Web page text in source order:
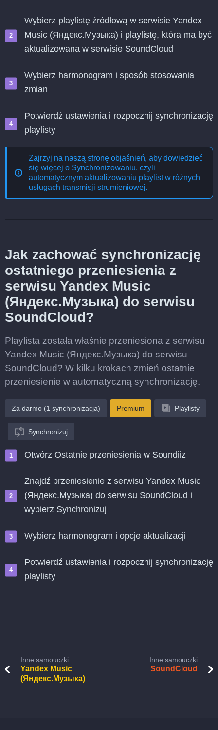
Wybierz playlistę źródłową w serwisie Yandex
Music (Яндекс.Музыка) i playlistę, która ma być
aktualizowana w serwisie SoundCloud
Wybierz harmonogram i sposób stosowania
zmian
Potwierdź ustawienia i rozpocznij synchronizację
playlisty
Zajrzyj na naszą stronę objaśnień, aby dowiedzieć
się więcej o Synchronizowaniu, czyli
automatycznym aktualizowaniu playlist w różnych
usługach transmisji strumieniowej.
Jak zachować synchronizację
ostatniego przeniesienia z
serwisu Yandex Music
(Яндекс.Музыка) do serwisu
SoundCloud?
Playlista została właśnie przeniesiona z serwisu
Yandex Music (Яндекс.Музыка) do serwisu
SoundCloud? W kilku krokach zmień ostatnie
przeniesienie w automatyczną synchronizację.
Za darmo (1 synchronizacja) Premium Playlisty
Synchronizuj
Otwórz Ostatnie przeniesienia w Soundiiz
Znajdź przeniesienie z serwisu Yandex Music
(Яндекс.Музыка) do serwisu SoundCloud i
wybierz Synchronizuj
Wybierz harmonogram i opcje aktualizacji
Potwierdź ustawienia i rozpocznij synchronizację
playlisty
Inne samouczki
Yandex Music
(Яндекс.Музыка)
Inne samouczki
SoundCloud